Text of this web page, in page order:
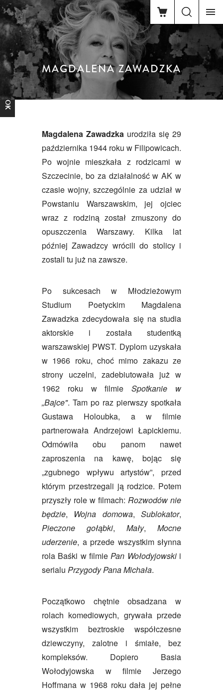
MAGDALENA ZAWADZKA
FACEBOOK
Magdalena Zawadzka urodziła się 29
października 1944 roku w Filipowicach.
Po wojnie mieszkała z rodzicami w
Szczecinie, bo za działalność w AK w
czasie wojny, szczególnie za udział w
Powstaniu Warszawskim, jej ojciec
wraz z rodziną został zmuszony do
opuszczenia Warszawy. Kilka lat
później Zawadzcy wrócili do stolicy i
zostali tu już na zawsze.
Po sukcesach w Młodzieżowym
Studium Poetyckim Magdalena
Zawadzka zdecydowała się na studia
aktorskie i została studentką
warszawskiej PWST. Dyplom uzyskała
w 1966 roku, choć mimo zakazu ze
strony uczelni, zadebiutowała już w
1962 roku w filmieSpotkanie w
„Bajce". Tam po raz pierwszy spotkała
Gustawa Holoubka, a w filmie
partnerowała Andrzejowi Łapickiemu.
Odmówiła obu panom nawet
zaproszenia na kawę, bojąc się
„zgubnego wpływu artystów”, przed
którym przestrzegali ją rodzice. Potem
przyszły role w filmach: Rozwodów nie
będzie, Wojna domowa,Sublokator,
Pieczone gołąbki, Mały, Mocne
uderzenie, a przede wszystkim słynna
rola Baśki w filmiePan Wołodyjowskii
serialu Przygody Pana Michała.
Początkowo chętnie obsadzana w
rolach komediowych, grywała przede
wszystkim beztroskie współczesne
dziewczyny, zalotne i śmiałe, bez
kompleksów. Dopiero Basia
Wołodyjowska w filmie Jerzego
Hoffmana w 1968 roku dała jej pełne